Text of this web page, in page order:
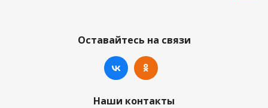
Оставайтесь на связи
Наши контакты